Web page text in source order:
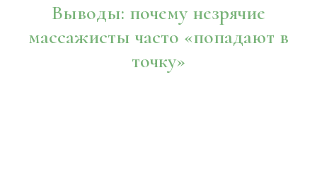
Выводы: почему незрячие
массажисты часто «попадают в
точку»